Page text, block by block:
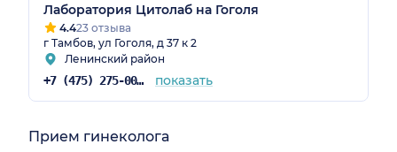
Лаборатория Цитолаб на Гоголя
4.423 отзыва
г Тамбов, ул Гоголя, д 37 к 2
Ленинский район
+7 (475) 275-00-55 показать
Прием гинеколога